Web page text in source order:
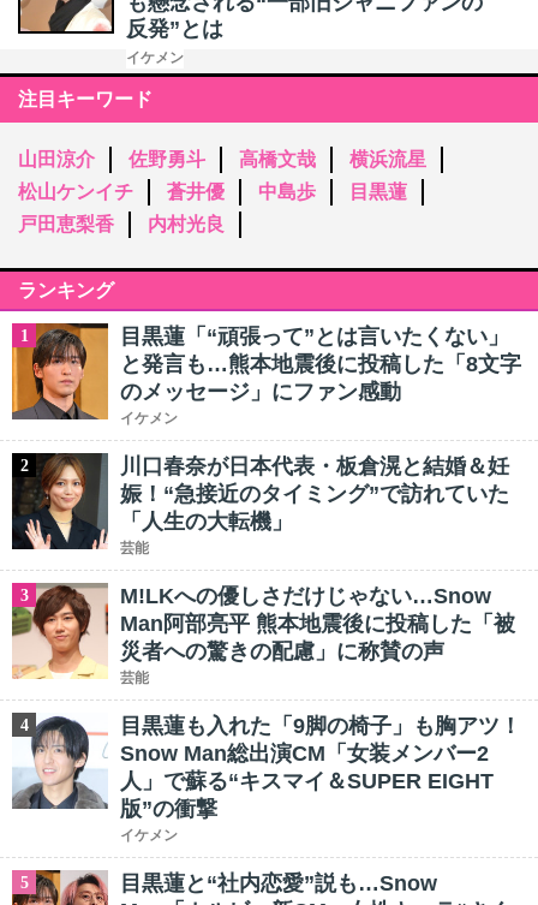
反発”とは
イケメン
注目キーワード
山田涼介 佐野勇斗 高橋文哉
横浜流星
松山ケンイチ
蒼井優 中島歩
目黒蓮
戸田恵梨香
内村光良
ランキング
1
目黒蓮「“頑張って”とは言いたくない」
と発言も…熊本地震後に投稿した「8文字
のメッセージ」にファン感動
イケメン
2
川口春奈が日本代表・板倉滉と結婚＆妊
娠！“急接近のタイミング”で訪れていた
「人生の大転機」
芸能
3
M!LKへの優しさだけじゃない…Snow
Man阿部亮平 熊本地震後に投稿した「被
災者への驚きの配慮」に称賛の声
芸能
4
目黒蓮も入れた「9脚の椅子」も胸アツ！
Snow Man総出演CM「女装メンバー2
人」で蘇る“キスマイ＆SUPER EIGHT
版”の衝撃
イケメン
5
目黒蓮と“社内恋愛”説も…Snow